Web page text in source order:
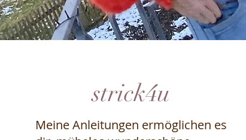
strick4u
Meine Anleitungen ermöglichen es